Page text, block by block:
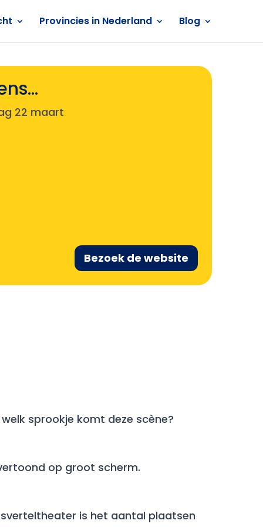
Provincies in Nederland Blog
22 maart
Bezoek de website
sprookje komt deze scène?
op groot scherm.
is het aantal plaatsen